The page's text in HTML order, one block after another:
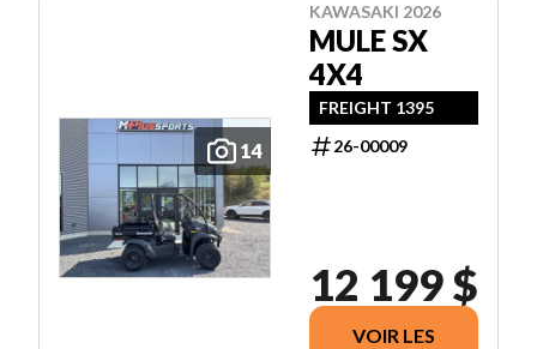
14
KAWASAKI 2026
MULE SX
4X4
FREIGHT 1395
26-00009
12 199 $
VOIR LES